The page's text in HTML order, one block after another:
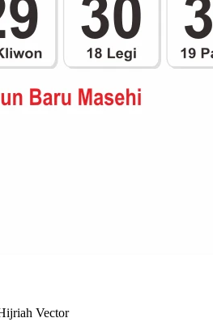
Vector